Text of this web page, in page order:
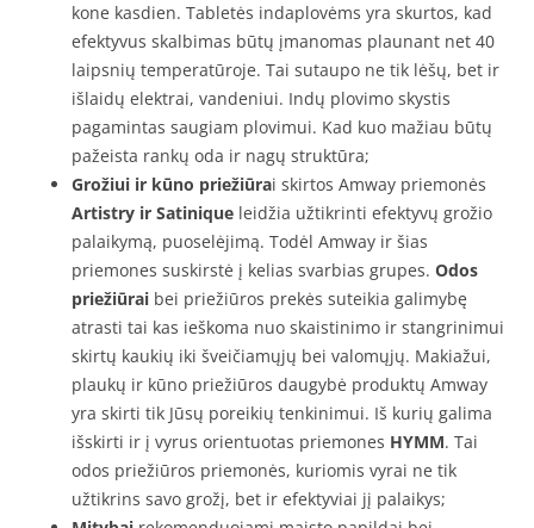
kone kasdien. Tabletės indaplovėms yra skurtos, kad
efektyvus skalbimas būtų įmanomas plaunant net 40
laipsnių temperatūroje. Tai sutaupo ne tik lėšų, bet ir
išlaidų elektrai, vandeniui. Indų plovimo skystis
pagamintas saugiam plovimui. Kad kuo mažiau būtų
pažeista rankų oda ir nagų struktūra;
Grožiui ir kūno priežiūrai skirtos Amway priemonės
Artistry ir Satinique leidžia užtikrinti efektyvų grožio
palaikymą, puoselėjimą. Todėl Amway ir šias
priemones suskirstė į kelias svarbias grupes. Odos
priežiūrai bei priežiūros prekės suteikia galimybę
atrasti tai kas ieškoma nuo skaistinimo ir stangrinimui
skirtų kaukių iki šveičiamųjų bei valomųjų. Makiažui,
plaukų ir kūno priežiūros daugybė produktų Amway
yra skirti tik Jūsų poreikių tenkinimui. Iš kurių galima
išskirti ir į vyrus orientuotas priemones HYMM. Tai
odos priežiūros priemonės, kuriomis vyrai ne tik
užtikrins savo grožį, bet ir efektyviai jį palaikys;